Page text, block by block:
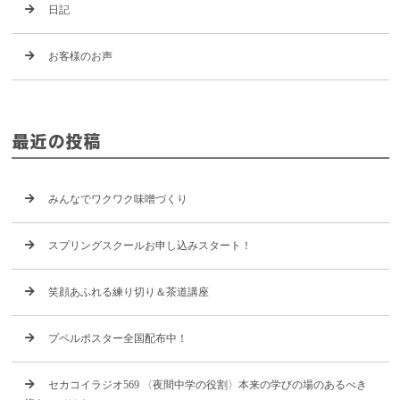
日記
お客様のお声
最近の投稿
みんなでワクワク味噌づくり
スプリングスクールお申し込みスタート！
笑顔あふれる練り切り＆茶道講座
プペルポスター全国配布中！
セカコイラジオ569 〈夜間中学の役割〉本来の学びの場のあるべき